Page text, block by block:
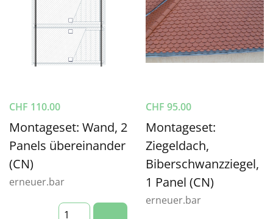
CHF 110.00
Montageset: Wand, 2
Panels übereinander
(CN)
erneuer.bar
CHF 95.00
Montageset:
Ziegeldach,
Biberschwanzziegel,
1 Panel (CN)
erneuer.bar